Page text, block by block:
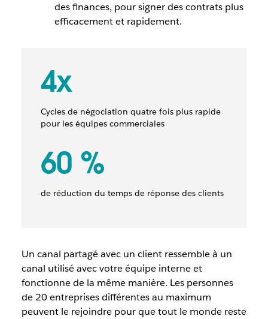
des finances, pour signer des contrats plus
efficacement et rapidement.
4x
Cycles de négociation quatre fois plus rapide
pour les équipes commerciales
60 %
de réduction du temps de réponse des clients
Un canal partagé avec un client ressemble à un
canal utilisé avec votre équipe interne et
fonctionne de la même manière. Les personnes
de 20 entreprises différentes au maximum
peuvent le rejoindre pour que tout le monde reste